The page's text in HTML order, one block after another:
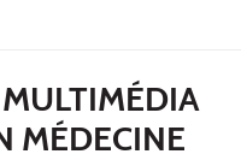
MÉDECINE